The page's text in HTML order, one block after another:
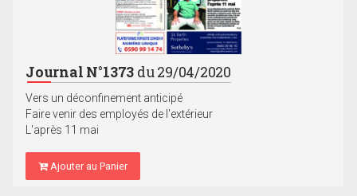
Journal N°1373 du 29/04/2020
Vers un déconfinement anticipé
Faire venir des employés de l'extérieur
L'après 11 mai
Ajouter au Panier